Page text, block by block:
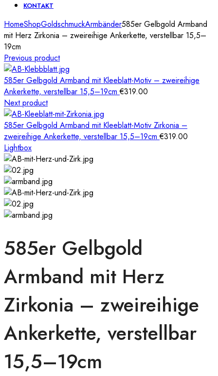
KONTAKT
HomeShopGoldschmuckArmbänder585er Gelbgold Armband
mit Herz Zirkonia – zweireihige Ankerkette, verstellbar 15,5–
19cm
Previous product
585er Gelbgold Armband mit Kleeblatt-Motiv – zweireihige
Ankerkette, verstellbar 15,5–19cm€319.00
Next product
585er Gelbgold Armband mit Kleeblatt-Motiv Zirkonia –
zweireihige Ankerkette, verstellbar 15,5–19cm€319.00
Lightbox
585er Gelbgold
Armband mit Herz
Zirkonia – zweireihige
Ankerkette, verstellbar
15,5–19cm